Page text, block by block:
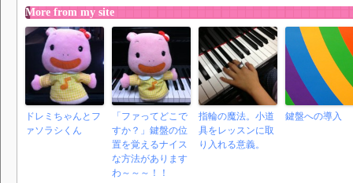
More from my site
ドレミちゃんとフ
ァソラシくん
「ファってどこで
すか？」鍵盤の位
置を覚えるナイス
な方法があります
わ～～～！！
指輪の魔法。小道
具をレッスンに取
り入れる意義。
鍵盤への導入